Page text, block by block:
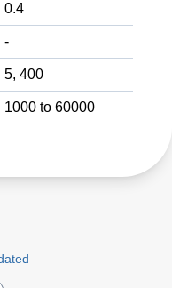
0.4
-
5, 400
1000 to 60000